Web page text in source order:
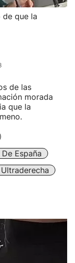
de que la
de las
morada
que la
España
Ultraderecha